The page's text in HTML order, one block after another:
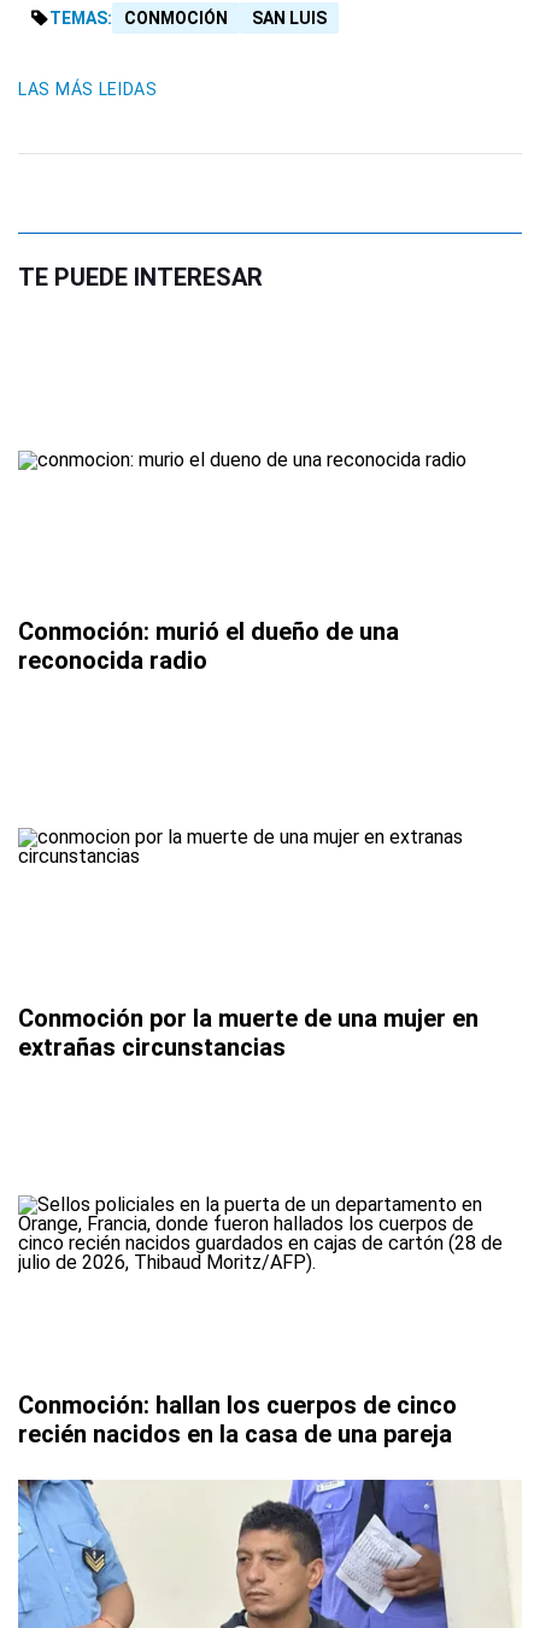
TEMAS: CONMOCIÓN SAN LUIS
LAS MÁS LEIDAS
TE PUEDE INTERESAR
Conmoción: murió el dueño de una
reconocida radio
Conmoción por la muerte de una mujer en
extrañas circunstancias
Conmoción: hallan los cuerpos de cinco
recién nacidos en la casa de una pareja